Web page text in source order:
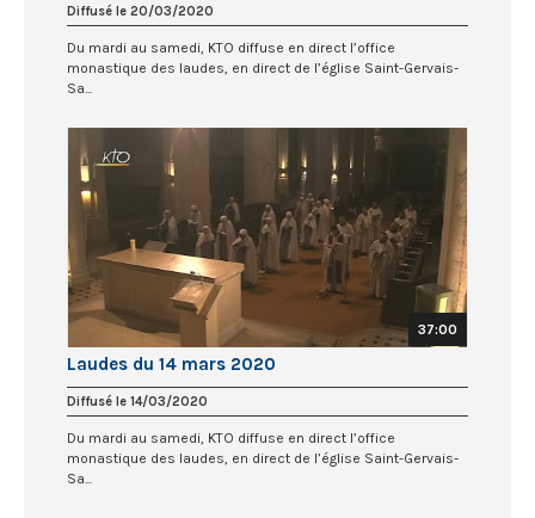
Diffusé le 20/03/2020
Du mardi au samedi, KTO diffuse en direct l’office
monastique des laudes, en direct de l’église Saint-Gervais-
Sa...
37:00
Laudes du 14 mars 2020
Diffusé le 14/03/2020
Du mardi au samedi, KTO diffuse en direct l’office
monastique des laudes, en direct de l’église Saint-Gervais-
Sa...